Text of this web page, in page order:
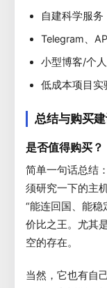
自建科学服务
Telegram、
小型博客/个
低成本项目实
总结与购买
是否值得购买？
简单一句话总结
须研究一下的主
“能连回国、能
价比之王。尤其
空的存在。
当然，它也有自